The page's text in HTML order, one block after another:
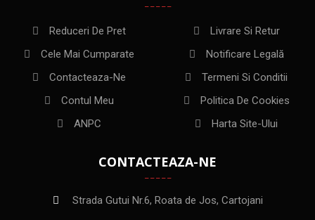
Reduceri De Pret
Cele Mai Cumparate
Contacteaza-Ne
Contul Meu
ANPC
Livrare Si Retur
Notificare Legală
Termeni Si Conditii
Politica De Cookies
Harta Site-Ului
CONTACTEAZA-NE
Strada Gutui Nr.6, Roata de Jos, Cartojani